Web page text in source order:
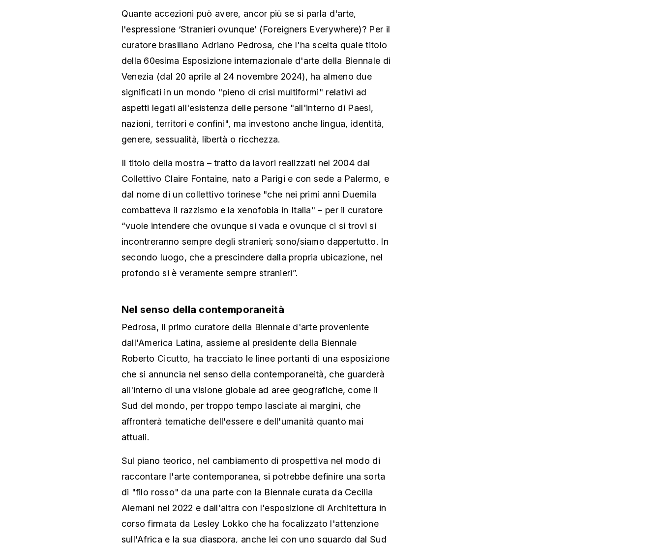
Quante accezioni può avere, ancor più se si parla d'arte,
l'espressione ‘Stranieri ovunque’ (Foreigners Everywhere)? Per il
curatore brasiliano Adriano Pedrosa, che l'ha scelta quale titolo
della 60esima Esposizione internazionale d'arte della Biennale di
Venezia (dal 20 aprile al 24 novembre 2024), ha almeno due
significati in un mondo "pieno di crisi multiformi" relativi ad
aspetti legati all'esistenza delle persone "all'interno di Paesi,
nazioni, territori e confini", ma investono anche lingua, identità,
genere, sessualità, libertà o ricchezza.
Il titolo della mostra – tratto da lavori realizzati nel 2004 dal
Collettivo Claire Fontaine, nato a Parigi e con sede a Palermo, e
dal nome di un collettivo torinese "che nei primi anni Duemila
combatteva il razzismo e la xenofobia in Italia" – per il curatore
“vuole intendere che ovunque si vada e ovunque ci si trovi si
incontreranno sempre degli stranieri; sono/siamo dappertutto. In
secondo luogo, che a prescindere dalla propria ubicazione, nel
profondo si è veramente sempre stranieri”.
Nel senso della contemporaneità
Pedrosa, il primo curatore della Biennale d'arte proveniente
dall'America Latina, assieme al presidente della Biennale
Roberto Cicutto, ha tracciato le linee portanti di una esposizione
che si annuncia nel senso della contemporaneità, che guarderà
all'interno di una visione globale ad aree geografiche, come il
Sud del mondo, per troppo tempo lasciate ai margini, che
affronterà tematiche dell'essere e dell'umanità quanto mai
attuali.
Sul piano teorico, nel cambiamento di prospettiva nel modo di
raccontare l'arte contemporanea, si potrebbe definire una sorta
di "filo rosso" da una parte con la Biennale curata da Cecilia
Alemani nel 2022 e dall'altra con l'esposizione di Architettura in
corso firmata da Lesley Lokko che ha focalizzato l'attenzione
sull'Africa e la sua diaspora, anche lei con uno sguardo dal Sud